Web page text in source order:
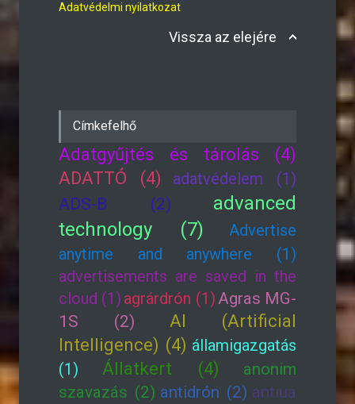
Adatvédelmi nyilatkozat
Vissza az elejére
Címkefelhő
Adatgyűjtés és tárolás (4)
ADATTÓ (4)
adatvédelem (1)
ADS-B (2)
advanced
technology (7)
Advertise
anytime and anywhere (1)
advertisements are saved in the
cloud (1) agrárdrón (1)Agras MG-
1S (2)
AI (Artificial
Intelligence) (4) államigazgatás
(1)
Állatkert (4)
anonim
szavazás (2) antidrón (2) antiua